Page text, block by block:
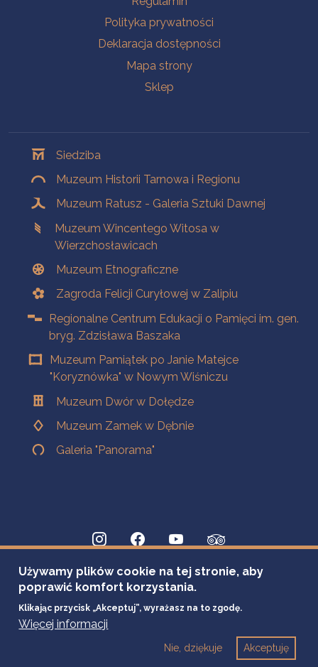
Polityka prywatności
Deklaracja dostępności
Mapa strony
Sklep
Siedziba
Muzeum Historii Tarnowa i Regionu
Muzeum Ratusz - Galeria Sztuki Dawnej
Muzeum Wincentego Witosa w
Wierzchosławicach
Muzeum Etnograficzne
Zagroda Felicji Curyłowej w Zalipiu
Regionalne Centrum Edukacji o Pamięci im. gen.
bryg. Zdzisława Baszaka
Muzeum Pamiątek po Janie Matejce
"Koryznówka" w Nowym Wiśniczu
Muzeum Dwór w Dołędze
Muzeum Zamek w Dębnie
Galeria "Panorama"
Używamy plików cookie na tej stronie, aby
poprawić komfort korzystania.
Klikając przycisk „Akceptuj”, wyrażasz na to zgodę.
Więcej informacji
Akceptuję
Nie, dziękuje